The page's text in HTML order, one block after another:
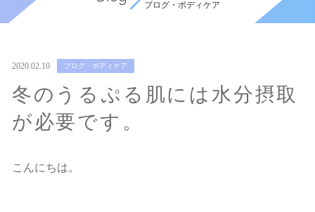
ブログ・ボディケア
2020.02.10 ブログ・ボディケア
冬のうるぷる肌には水分摂取
が必要です。
こんにちは。